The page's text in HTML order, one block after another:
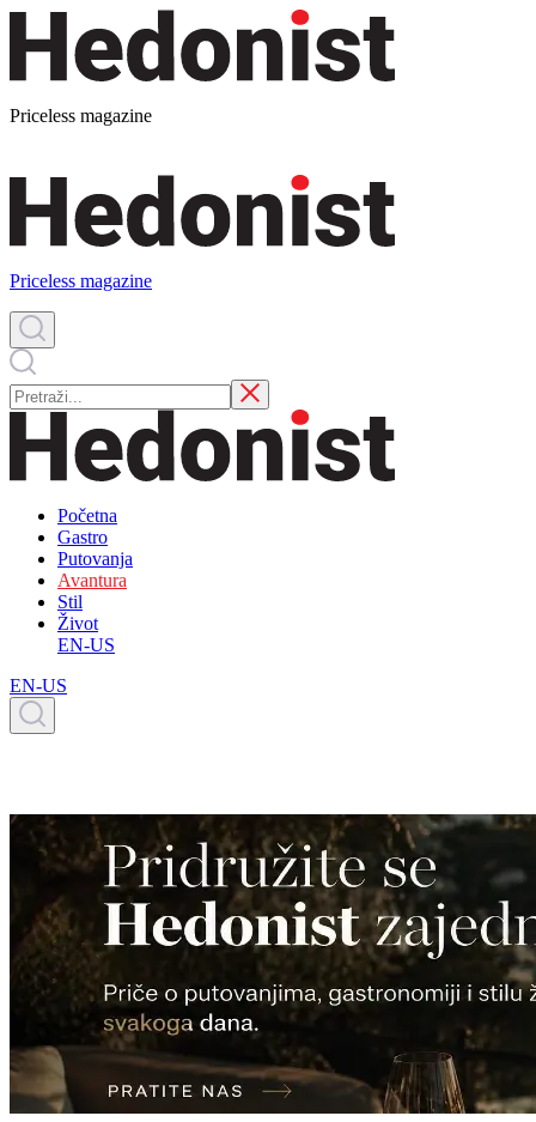
Priceless magazine
Priceless magazine
Početna
Gastro
Putovanja
Avantura
Stil
Život
EN-US
EN-US